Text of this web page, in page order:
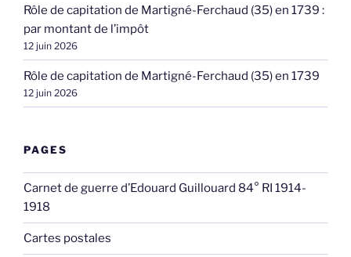
Rôle de capitation de Martigné-Ferchaud (35) en 1739 :
par montant de l’impôt
12 juin 2026
Rôle de capitation de Martigné-Ferchaud (35) en 1739
12 juin 2026
PAGES
Carnet de guerre d’Edouard Guillouard 84° RI 1914-
1918
Cartes postales